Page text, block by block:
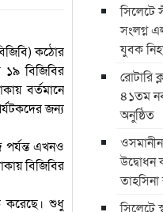
কঠোর
বিজিবির
বর্তমানে
জন্য
পর্যন্ত এখনও
বিজিবির
করেছে। শুধু
সিলেটে
সংলগ্ন
যুবক
রোটারি
৪১তম
অনুষ্ঠিত
সিলেটে